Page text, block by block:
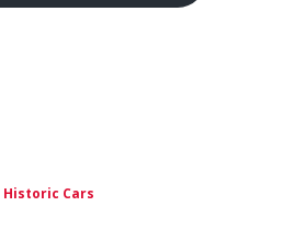
Historic Cars